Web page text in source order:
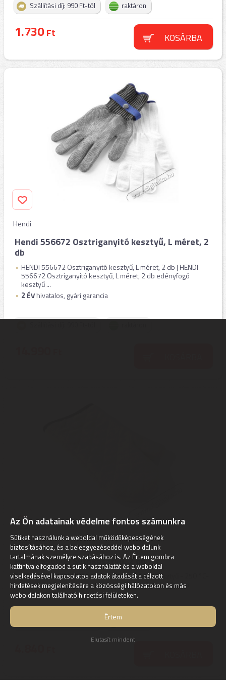
Szállítási díj: 990 Ft-tól raktáron
1.730Ft KOSÁRBA
Hendi
Hendi 556672 Osztriganyitó kesztyű, L méret, 2
db
HENDI 556672 Osztriganyitó kesztyű, L méret, 2 db | HENDI
556672 Osztriganyitó kesztyű, L méret, 2 db edényfogó
kesztyű ...
2 ÉVhivatalos, gyári garancia
Hendi
Hendi 556603 Sütőkesztyű, 2 db
HENDI 556603 Sütőkesztyű, 2 dbEdényfogó kesztyű - 250 °C-
ig hőálló, bézs kivitel, hosszúsága 35 cm, 2 edényfogó a
csomagban ...
Az Ön adatainak védelme fontos számunkra
Sütiket használunk a weboldal működőképességének
biztosításához, és a beleegyezéseddel weboldalunk
tartalmának személyre szabásához is. Az Értem gombra
kattintva elfogadod a sütik használatát és a weboldal
viselkedésével kapcsolatos adatok átadását a célzott
hirdetések megjelenítésére a közösségi hálózatokon és más
weboldalakon található hirdetési felületeken.
Értem
Elutasít mindent